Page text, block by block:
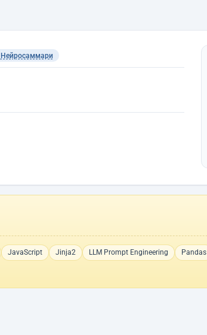
Нейросаммари
JavaScript Jinja2 LLM Prompt Engineering Pandas